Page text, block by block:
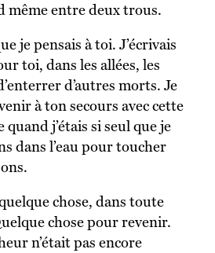
même entre deux trous.
toi, dans les allées, les
d’autres morts. Je
à ton secours avec cette
j’étais si seul que je
dans l’eau pour toucher
chose pour revenir.
n’était pas encore